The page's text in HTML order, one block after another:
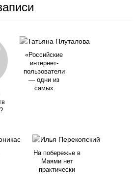
«Российские
интернет-
пользователи
— одни из
самых
На побережье в
Маями нет
практически